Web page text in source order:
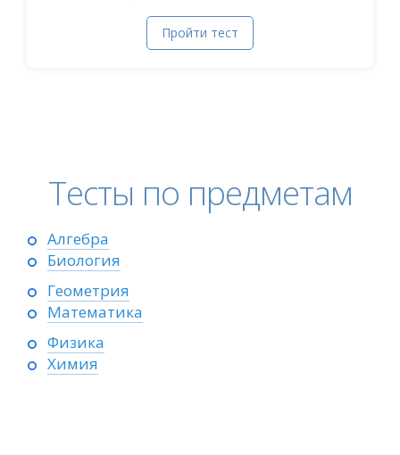
Пройти тест
Тесты по предметам
Алгебра
Биология
Геометрия
Математика
Физика
Химия